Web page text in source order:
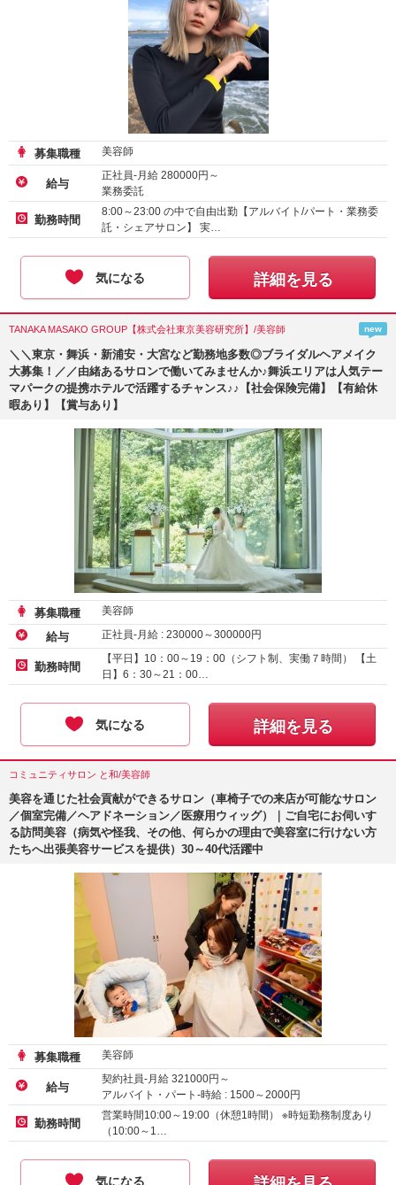
募集職種 美容師
給与
正社員-月給 280000円～
業務委託
アルバイト・パート-時給1600円～
勤務時間
8:00～23:00 の中で自由出勤【アルバイト/パート・業務委
託・シェアサロン】 実…
気になる 詳細を見る
TANAKA MASAKO GROUP【株式会社東京美容研究所】/美容師 new
＼＼東京・舞浜・新浦安・大宮など勤務地多数◎ブライダルヘアメイク
大募集！／／由緒あるサロンで働いてみませんか♪舞浜エリアは人気テー
マパークの提携ホテルで活躍するチャンス♪♪【社会保険完備】【有給休
暇あり】【賞与あり】
募集職種 美容師
給与 正社員-月給 : 230000～300000円
勤務時間
【平日】10：00～19：00（シフト制、実働７時間） 【土
日】6：30～21：00…
気になる 詳細を見る
コミュニティサロン と和/美容師
美容を通じた社会貢献ができるサロン（車椅子での来店が可能なサロン
／個室完備／ヘアドネーション／医療用ウィッグ）｜ご自宅にお伺いす
る訪問美容（病気や怪我、その他、何らかの理由で美容室に行けない方
たちへ出張美容サービスを提供）30～40代活躍中
募集職種 美容師
給与
契約社員-月給 321000円～
アルバイト・パート-時給 : 1500～2000円
業務委託-時給 :
1500～ 2000円
勤務時間
営業時間10:00～19:00（休憩1時間） ※時短勤務制度あり
（10:00～1…
気になる